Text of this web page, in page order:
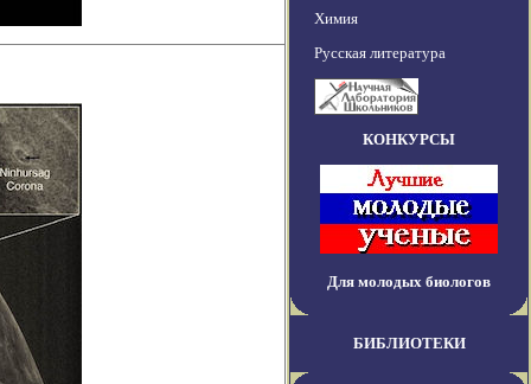
Химия
Русская литература
КОНКУРСЫ
Для молодых биологов
БИБЛИОТЕКИ